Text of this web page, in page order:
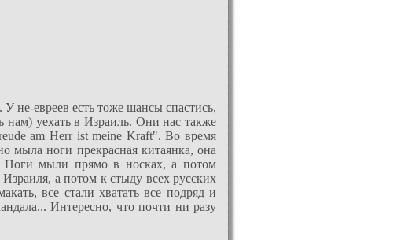
не-евреев есть тоже шансы спастись,
нам) уехать в Израиль. Они нас также
am Herr ist meine Kraft". Во время
мыла ноги прекрасная китаянка, она
Ноги мыли прямо в носках, а потом
а потом к стыду всех русских
все стали хватать все подряд и
Интересно, что почти ни разу